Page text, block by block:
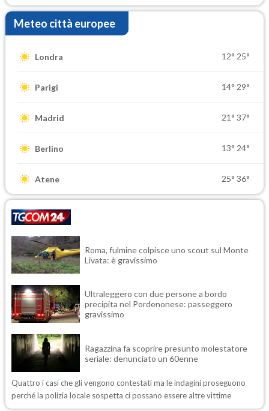
Meteo città europee
Londra 12° 25°
Parigi 14° 29°
Madrid 21° 37°
Berlino 13° 24°
Atene 25° 36°
Roma, fulmine colpisce uno scout sul Monte
Livata: è gravissimo
Ultraleggero con due persone a bordo
precipita nel Pordenonese: passeggero
gravissimo
Ragazzina fa scoprire presunto molestatore
seriale: denunciato un 60enne
Quattro i casi che gli vengono contestati ma le indagini proseguono
perché la polizia locale sospetta ci possano essere altre vittime